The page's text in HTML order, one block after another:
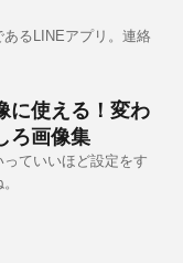
るLINEアプリ。連絡
に使える！変わ
ろ画像集
ていいほど設定をす